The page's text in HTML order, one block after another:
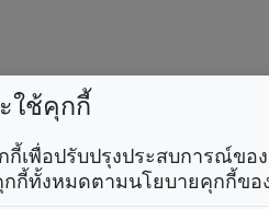
ใช้คุกกี้
กี้เพื่อปรับปรุงประสบการณ์ขอ
กี้ทั้งหมดตามนโยบายคุกกี้ของ